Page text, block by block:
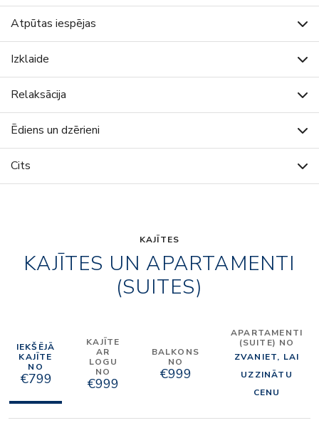
Atpūtas iespējas
Izklaide
Relaksācija
Ēdiens un dzērieni
Cits
KAJĪTES
KAJĪTES UN APARTAMENTI
(SUITES)
IEKŠĒJĀ
KAJĪTE
NO
€799
KAJĪTE
AR
LOGU
NO
€999
BALKONS
NO
€999
APARTAMENTI
(SUITE) NO
ZVANIET, LAI
UZZINĀTU
CENU